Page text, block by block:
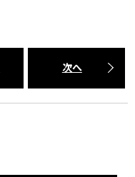
次へ